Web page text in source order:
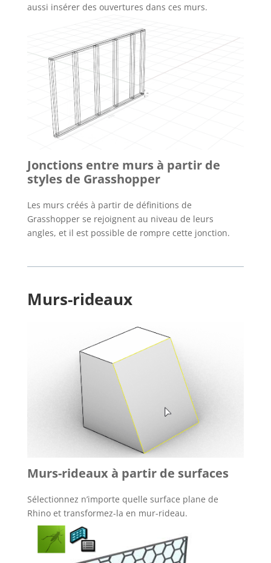
aussi insérer des ouvertures dans ces murs.
Jonctions entre murs à partir de
styles de Grasshopper
Les murs créés à partir de définitions de
Grasshopper se rejoignent au niveau de leurs
angles, et il est possible de rompre cette jonction.
Murs-rideaux
Murs-rideaux à partir de surfaces
Sélectionnez n’importe quelle surface plane de
Rhino et transformez-la en mur-rideau.